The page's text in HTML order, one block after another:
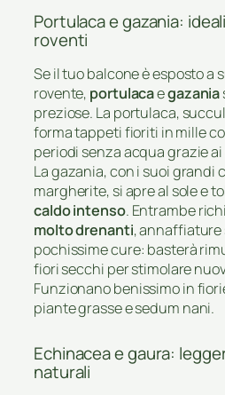
Portulaca e gazania:
roventi
Se il tuo balcone è esposto a
rovente, portulacaegazania
preziose. La portulaca,
forma tappeti fioriti in mille
periodi senza acqua grazie
La gazania, con i suoi grandi
margherite, si apre al sole e
caldo intenso. Entrambe
molto drenanti,
pochissime cure: basterà
fiori secchi per stimolare
Funzionano benissimo in
piante grasse e sedum nani.
Echinacea e gaura:
naturali